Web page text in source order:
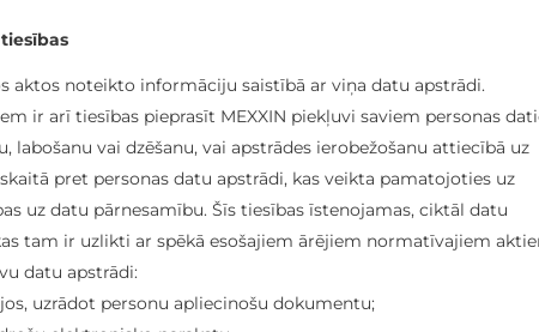
aktos noteikto informāciju saistībā ar viņa datu apstrādi.
ir arī tiesības pieprasīt MEXXIN piekļuvi saviem personas
labošanu vai dzēšanu, vai apstrādes ierobežošanu attiecībā uz
pret personas datu apstrādi, kas veikta pamatojoties uz
uz datu pārnesamību. Šīs tiesības īstenojamas, ciktāl datu
tam ir uzlikti ar spēkā esošajiem ārējiem normatīvajiem
datu apstrādi:
uzrādot personu apliecinošu dokumentu;